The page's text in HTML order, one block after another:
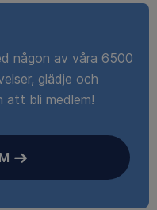
någon av våra 6500
glädje och
att bli medlem!